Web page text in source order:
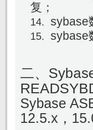
复；
sybase
sybase
二、
Sybase
12.5.x，